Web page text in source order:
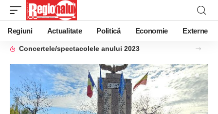
Regiuni Actualitate Politică Economie Externe
Concertele/spectacolele anului 2023